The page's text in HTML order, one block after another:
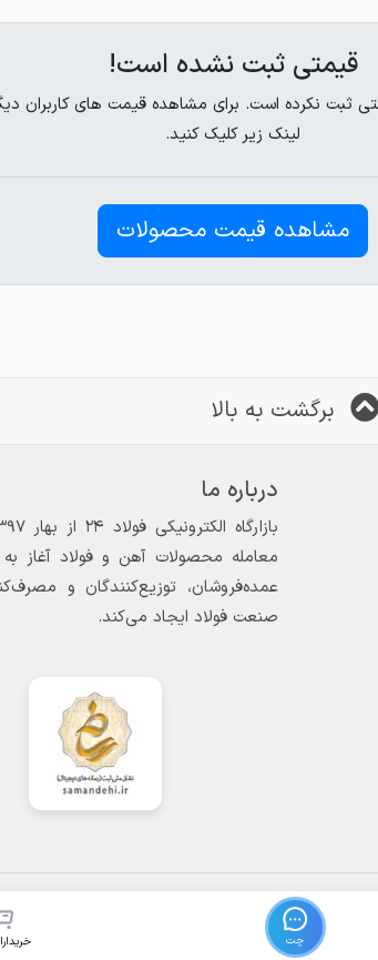
قیمتی ثبت نشده است!
لینک زیر کلیک کنید.
مشاهده قیمت محصولات
برگشت به بالا
درباره ما
معامله محصولات آهن و فولاد آغاز به
عمده‌فروشان، توزیع‌کنندگان و
صنعت فولاد ایجاد می‌کند.
چت